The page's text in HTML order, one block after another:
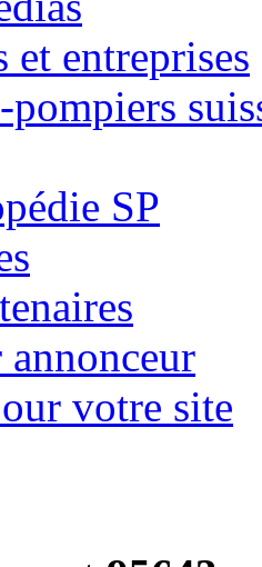
et entreprises
pompiers
SP
votre site